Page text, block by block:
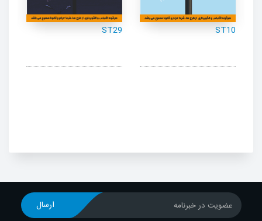
ST29 ST10
عضویت در خبرنامه ارسال